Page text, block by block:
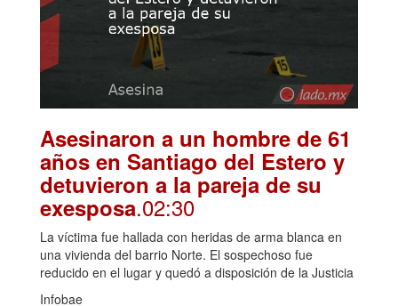
Asesinaron a un hombre de 61
años en Santiago del Estero y
detuvieron a la pareja de su
exesposa.02:30
La víctima fue hallada con heridas de arma blanca en
una vivienda del barrio Norte. El sospechoso fue
reducido en el lugar y quedó a disposición de la Justicia
Infobae